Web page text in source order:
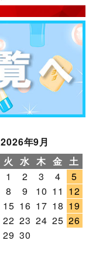
2026年9月
火 水 木 金 土
1
2 3 4
5
8 9 10 11 12
15 16 17 18 19
22 23 24 25 26
29 30